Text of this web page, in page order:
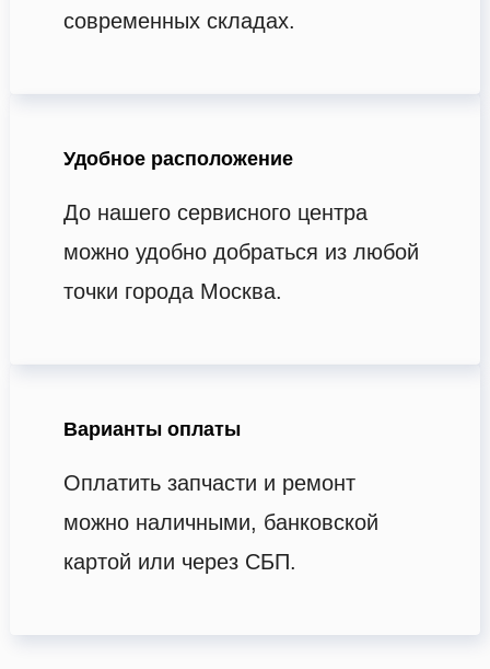
современных складах.
Удобное расположение
До нашего сервисного центра
можно удобно добраться из любой
точки города Москва.
Варианты оплаты
Оплатить запчасти и ремонт
можно наличными, банковской
картой или через СБП.